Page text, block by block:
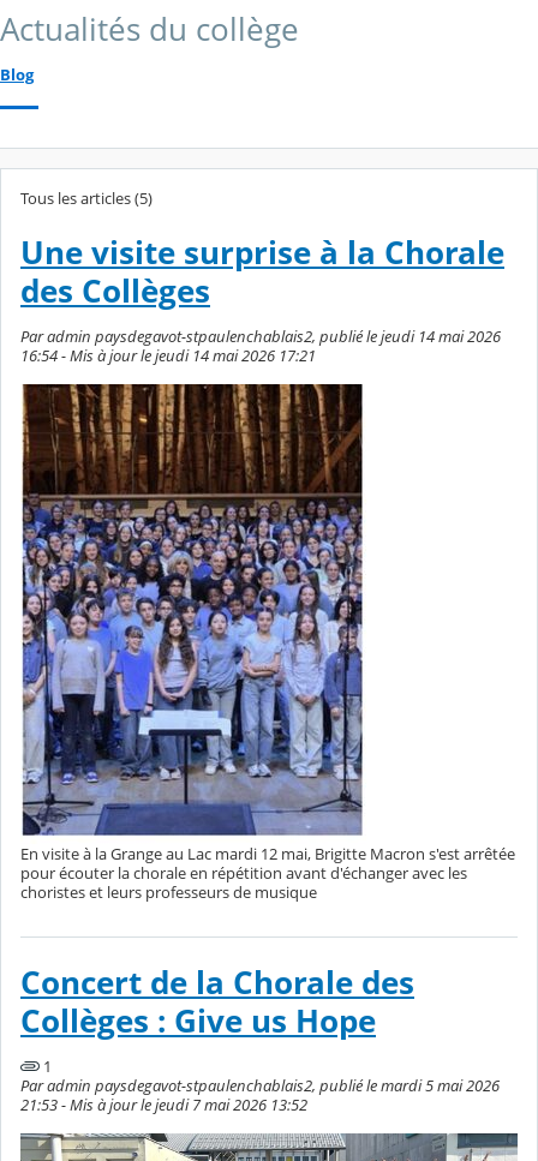
Actualités du collège
Blog
Tous les articles (5)
Une visite surprise à la Chorale
des Collèges
Par admin paysdegavot-stpaulenchablais2, publié le jeudi 14 mai 2026
16:54 - Mis à jour le jeudi 14 mai 2026 17:21
En visite à la Grange au Lac mardi 12 mai, Brigitte Macron s'est arrêtée
pour écouter la chorale en répétition avant d'échanger avec les
choristes et leurs professeurs de musique
Concert de la Chorale des
Collèges : Give us Hope
1
Par admin paysdegavot-stpaulenchablais2, publié le mardi 5 mai 2026
21:53 - Mis à jour le jeudi 7 mai 2026 13:52